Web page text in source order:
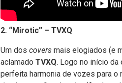
2. “Mirotic” – TVXQ
Um dos covers mais elogiados (e
aclamado TVXQ. Logo no início da
perfeita harmonia de vozes para o